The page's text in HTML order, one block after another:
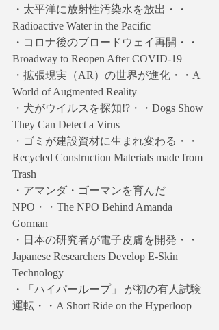
・太平洋に放射性汚染水を放出・・
Radioactive Water in the Pacific
・コロナ後のブロードウェイ再開・・
Broadway to Reopen After COVID-19
・拡張現実（AR）の世界が進化・・A
World of Augmented Reality
・犬がウイルスを探知!?・・Dogs Show
They Can Detect a Virus
・ゴミが建設資材に生まれ変わる・・
Recycled Construction Materials made from
Trash
・アマンダ・ゴーマンを育んだ
NPO・・The NPO Behind Amanda
Gorman
・日本の研究者が電子皮膚を開発・・
Japanese Researchers Develop E-Skin
Technology
・「ハイパーループ」 が初の有人試験
運転・・A Short Ride on the Hyperloop